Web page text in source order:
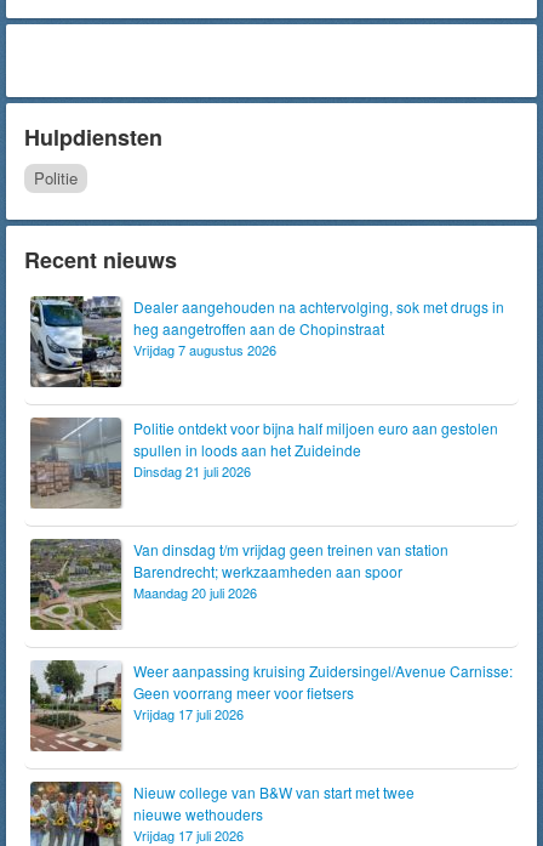
Hulpdiensten
Politie
Recent nieuws
Dealer aangehouden na achtervolging, sok met drugs in
heg aangetroffen aan de Chopinstraat
Vrijdag 7 augustus 2026
Politie ontdekt voor bijna half miljoen euro aan gestolen
spullen in loods aan het Zuideinde
Dinsdag 21 juli 2026
Van dinsdag t/m vrijdag geen treinen van station
Barendrecht; werkzaamheden aan spoor
Maandag 20 juli 2026
Weer aanpassing kruising Zuidersingel/Avenue Carnisse:
Geen voorrang meer voor fietsers
Vrijdag 17 juli 2026
Nieuw college van B&W van start met twee
nieuwe wethouders
Vrijdag 17 juli 2026